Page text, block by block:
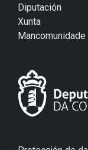
Diputación
Xunta
Mancomunidade